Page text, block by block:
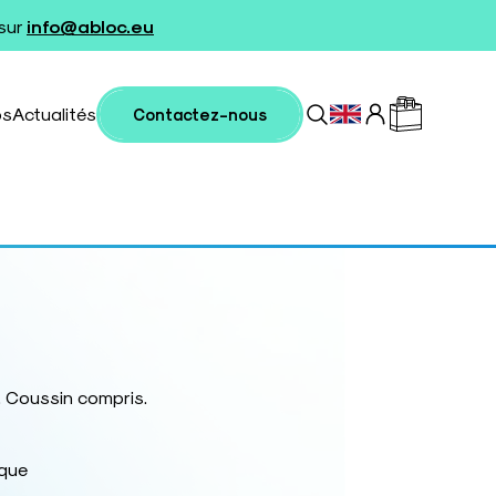
info@abloc.eu
Actualités Contactez-nous
compris.